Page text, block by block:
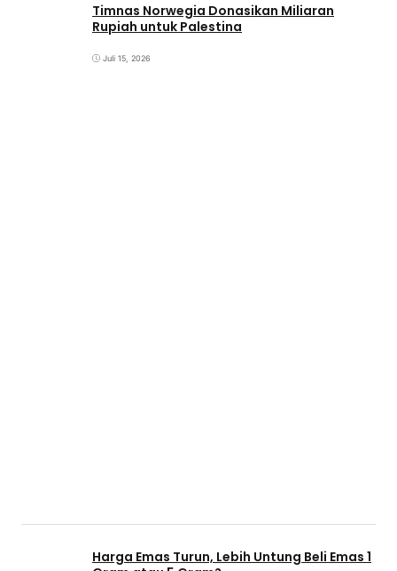
Timnas Norwegia Donasikan Miliaran
Rupiah untuk Palestina
Juli 15, 2026
Harga Emas Turun, Lebih Untung Beli Emas 1